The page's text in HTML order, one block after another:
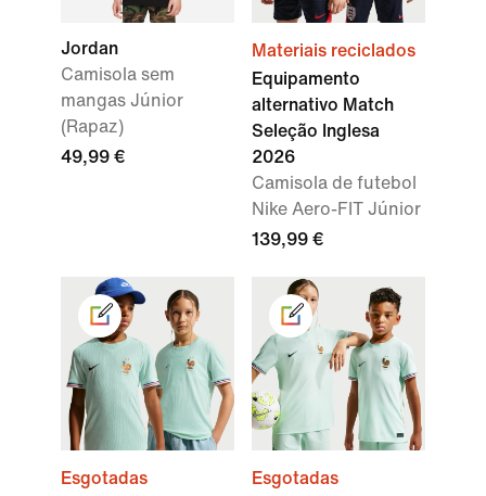
Jordan
Camisola sem
mangas Júnior
(Rapaz)
49,99 €
Materiais reciclados
Equipamento
alternativo Match
Seleção Inglesa
2026
Camisola de futebol
Nike Aero-FIT Júnior
139,99 €
Esgotadas
Esgotadas